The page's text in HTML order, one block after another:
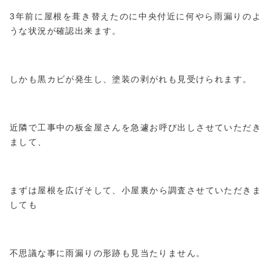
3年前に屋根を葺き替えたのに中央付近に何やら雨漏りのよ
うな状況が確認出来ます。
しかも黒カビが発生し、塗装の剥がれも見受けられます。
近隣で工事中の板金屋さんを急遽お呼び出しさせていただき
まして、
まずは屋根を広げそして、小屋裏から調査させていただきま
しても
不思議な事に雨漏りの形跡も見当たりません。